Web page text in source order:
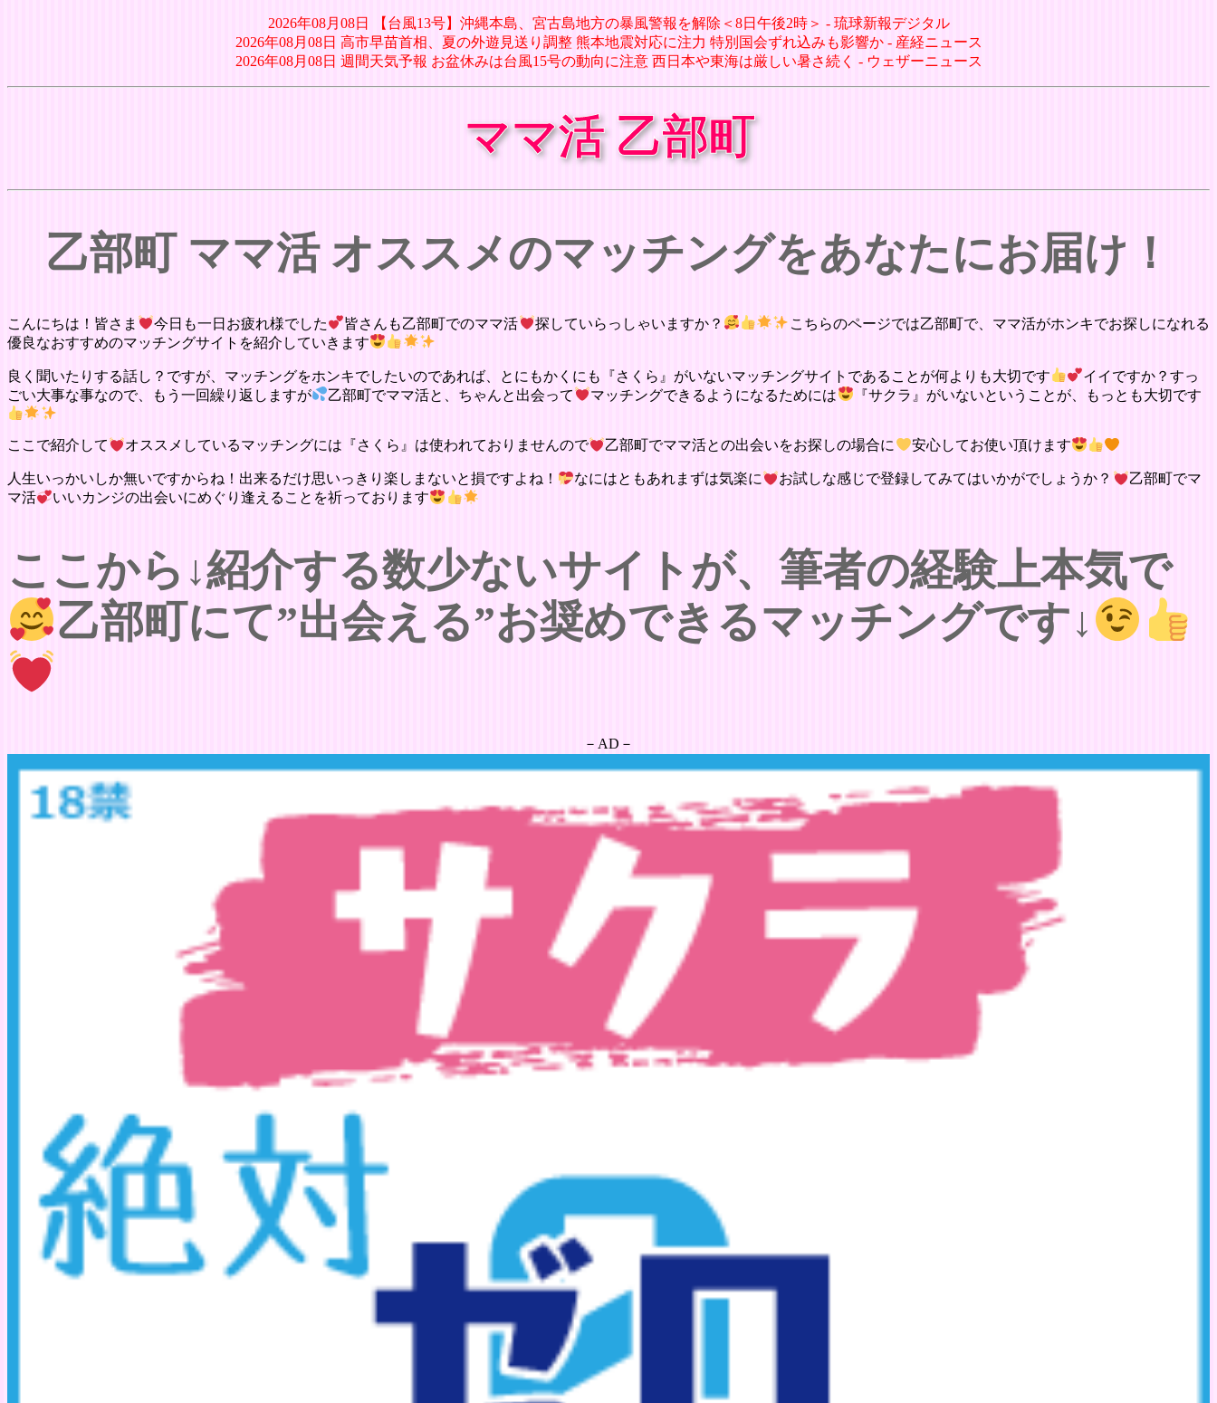
2026年08月08日 【台風13号】沖縄本島、宮古島地方の暴風警報を解除＜8日午後2時＞ - 琉球新報デジタル
2026年08月08日 高市早苗首相、夏の外遊見送り調整 熊本地震対応に注力 特別国会ずれ込みも影響か - 産経ニュース
2026年08月08日 週間天気予報 お盆休みは台風15号の動向に注意 西日本や東海は厳しい暑さ続く - ウェザーニュース
ママ活 乙部町
乙部町 ママ活 オススメのマッチングをあなたにお届け！
こんにちは！皆さま 今日も一日お疲れ様でした 皆さんも乙部町でのママ活 探していらっしゃいますか？
こちらのページでは乙部町で、ママ活がホンキでお探しになれる
優良なおすすめのマッチングサイトを紹介していきます
良く聞いたりする話し？ですが、マッチングをホンキでしたいのであれば、とにもかくにも『さくら』がいないマッチングサイトであることが何よりも大切です
イイですか？すっ
ごい大事な事なので、もう一回繰り返しますが
乙部町でママ活と、ちゃんと出会って マッチングできるようになるためには 『サクラ』がいないということが、もっとも大切です
ここで紹介して オススメしているマッチングには『さくら』は使われておりませんので 乙部町でママ活との出会いをお探しの場合に 安心してお使い頂けます
人生いっかいしか無いですからね！出来るだけ思いっきり楽しまないと損ですよね！ なにはともあれまずは気楽に お試しな感じで登録してみてはいかがでしょうか？
乙部町でマ
マ活
いいカンジの出会いにめぐり逢えることを祈っております
ここから↓紹介する数少ないサイトが、筆者の経験上本気で
乙部町にて”出会える”お奨めできるマッチングです↓
－AD－